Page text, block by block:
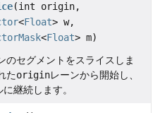
(int origin,
<Float> w,
<Float> m)
のセグメントをスライスしま
たoriginレーンから開始し、
継続します。